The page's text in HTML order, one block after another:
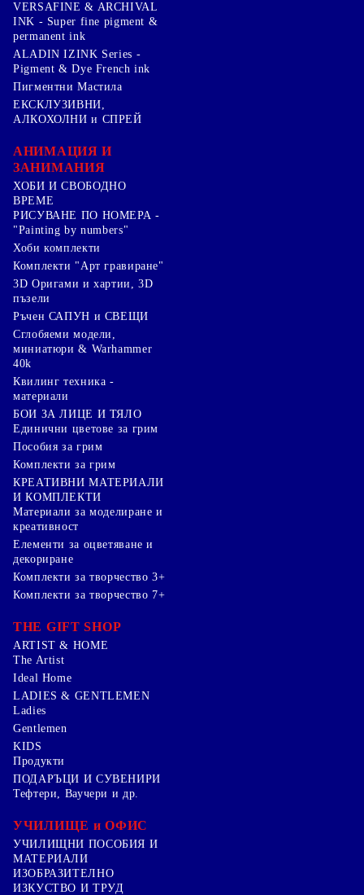
VERSAFINE & ARCHIVAL
INK - Super fine pigment &
permanent ink
ALADIN IZINK Series -
Pigment & Dye French ink
Пигментни Мастила
ЕКСКЛУЗИВНИ,
АЛКОХОЛНИ и СПРЕЙ
АНИМАЦИЯ И
ЗАНИМАНИЯ
ХОБИ И СВОБОДНО
ВРЕМЕ
РИСУВАНЕ ПО НОМЕРА -
"Painting by numbers"
Хоби комплекти
Комплекти "Арт гравиране"
3D Оригами и хартии, 3D
пъзели
Ръчен САПУН и СВЕЩИ
Сглобяеми модели,
миниатюри & Warhammer
40k
Квилинг техника -
материали
БОИ ЗА ЛИЦЕ И ТЯЛО
Единични цветове за грим
Пособия за грим
Комплекти за грим
КРЕАТИВНИ МАТЕРИАЛИ
И КОМПЛЕКТИ
Mатериали за моделиране и
креативност
Елементи за оцветяване и
декориране
Комплекти за творчество 3+
Комплекти за творчество 7+
THE GIFT SHOP
ARTIST & HOME
The Artist
Ideal Home
LADIES & GENTLEMEN
Ladies
Gentlemen
KIDS
Продукти
ПОДАРЪЦИ И СУВЕНИРИ
Тефтери, Ваучери и др.
УЧИЛИЩЕ и ОФИС
УЧИЛИЩНИ ПОСОБИЯ И
МАТЕРИАЛИ
ИЗОБРАЗИТЕЛНО
ИЗКУСТВО И ТРУД